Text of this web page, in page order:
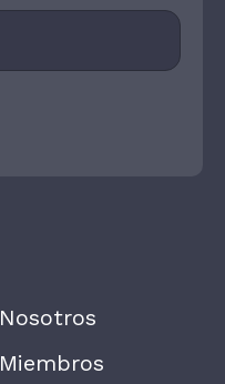
Nosotros
Miembros